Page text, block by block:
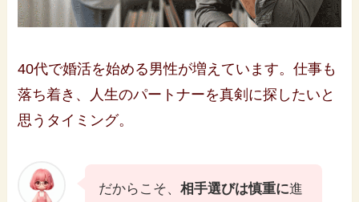
40代で婚活を始める男性が増えています。仕事も
落ち着き、人生のパートナーを真剣に探したいと
思うタイミング。
だからこそ、相手選びは慎重に進